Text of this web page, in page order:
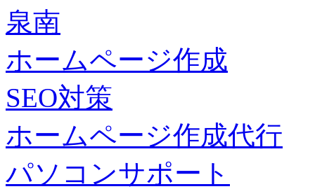
泉南
ホームページ作成
SEO対策
ホームページ作成代行
パソコンサポート